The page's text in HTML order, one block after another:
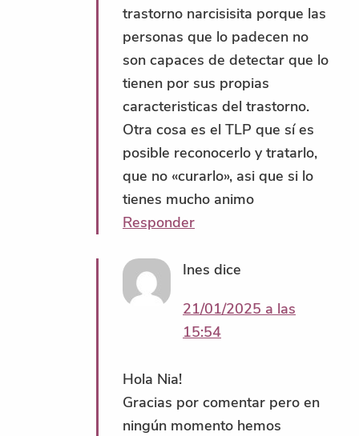
trastorno narcisisita porque las
personas que lo padecen no
son capaces de detectar que lo
tienen por sus propias
caracteristicas del trastorno.
Otra cosa es el TLP que sí es
posible reconocerlo y tratarlo,
que no «curarlo», asi que si lo
tienes mucho animo
Responder
Ines dice
21/01/2025 a las
15:54
Hola Nia!
Gracias por comentar pero en
ningún momento hemos